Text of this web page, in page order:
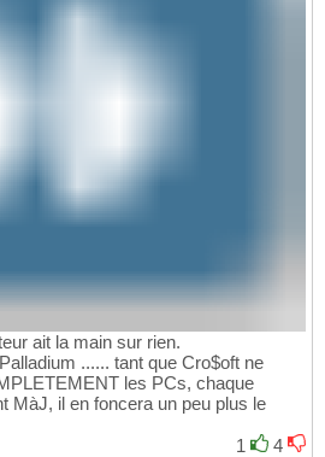
ait la main sur rien.
...... tant que Cro$oft ne
les PCs, chaque
MàJ, il en foncera un peu plus le
1
4